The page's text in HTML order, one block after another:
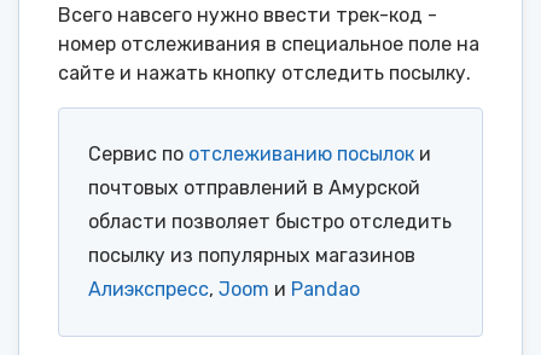
Всего навсего нужно ввести трек-код -
номер отслеживания в специальное поле на
сайте и нажать кнопку отследить посылку.
Сервис по отслеживанию посылок и
почтовых отправлений в Амурской
области позволяет быстро отследить
посылку из популярных магазинов
Алиэкспресс, Joom и Pandao